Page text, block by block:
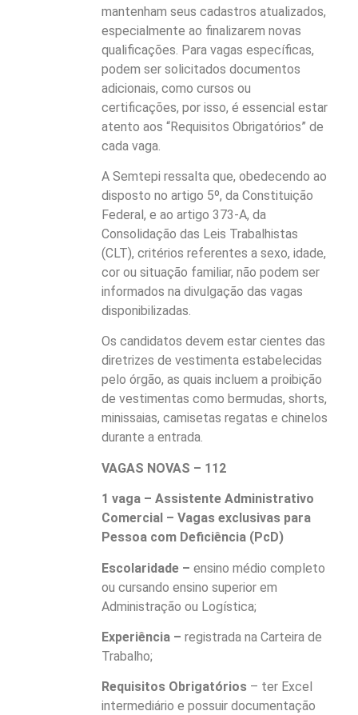
mantenham seus cadastros atualizados,
especialmente ao finalizarem novas
qualificações. Para vagas específicas,
podem ser solicitados documentos
adicionais, como cursos ou
certificações, por isso, é essencial estar
atento aos “Requisitos Obrigatórios” de
cada vaga.
A Semtepi ressalta que, obedecendo ao
disposto no artigo 5º, da Constituição
Federal, e ao artigo 373-A, da
Consolidação das Leis Trabalhistas
(CLT), critérios referentes a sexo, idade,
cor ou situação familiar, não podem ser
informados na divulgação das vagas
disponibilizadas.
Os candidatos devem estar cientes das
diretrizes de vestimenta estabelecidas
pelo órgão, as quais incluem a proibição
de vestimentas como bermudas, shorts,
minissaias, camisetas regatas e chinelos
durante a entrada.
VAGAS NOVAS – 112
1 vaga – Assistente Administrativo
Comercial – Vagas exclusivas para
Pessoa com Deficiência (PcD)
Escolaridade – ensino médio completo
ou cursando ensino superior em
Administração ou Logística;
Experiência –registrada na Carteira de
Trabalho;
Requisitos Obrigatórios – ter Excel
intermediário e possuir documentação